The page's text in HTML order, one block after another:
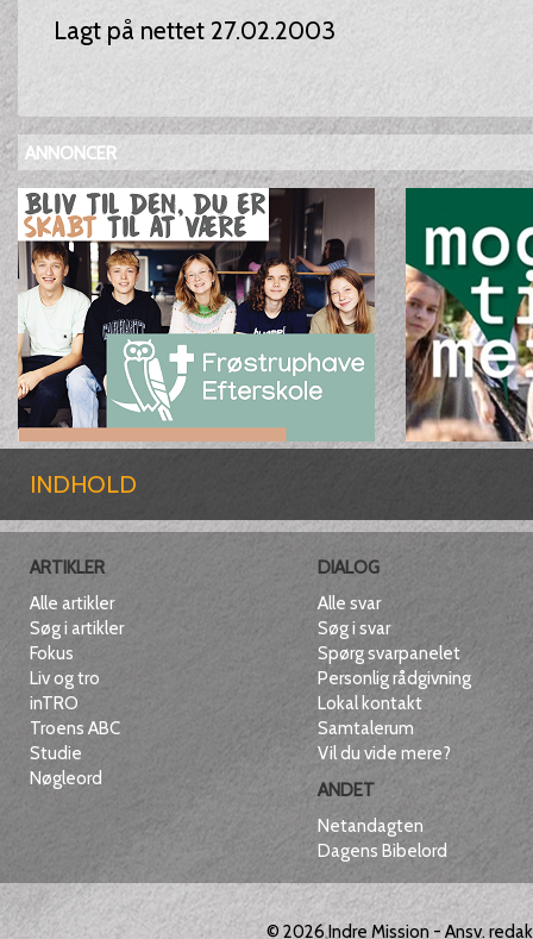
Lagt på nettet 27.02.2003
ANNONCER
INDHOLD
ARTIKLER
Alle artikler
Søg i artikler
Fokus
Liv og tro
inTRO
Troens ABC
Studie
Nøgleord
DIALOG
Alle svar
Søg i svar
Spørg svarpanelet
Personlig rådgivning
Lokal kontakt
Samtalerum
Vil du vide mere?
ANDET
Netandagten
Dagens Bibelord
© 2026Indre Mission - Ansv.